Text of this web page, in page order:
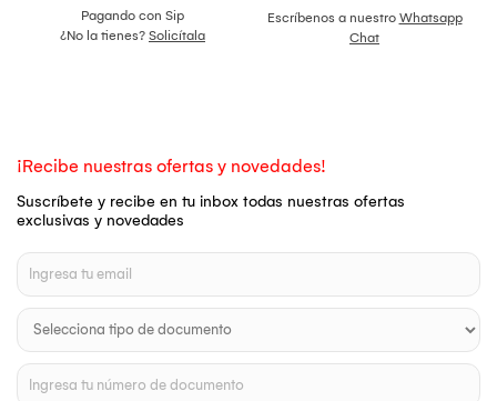
Pagando con Sip
¿No la tienes? Solicítala
Escríbenos a nuestro Whatsapp
Chat
¡Recibe nuestras ofertas y novedades!
Suscríbete y recibe en tu inbox todas nuestras ofertas
exclusivas y novedades